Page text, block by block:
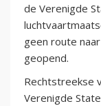
de Verenigde
geen route
geopend.
Rechtstreekse
Verenigde